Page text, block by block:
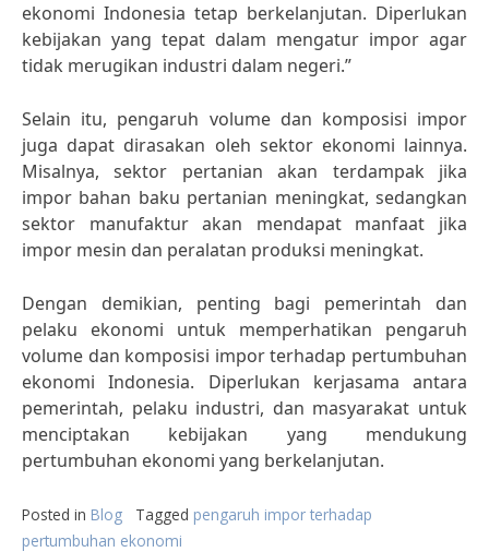
ekonomi Indonesia tetap berkelanjutan. Diperlukan
kebijakan yang tepat dalam mengatur impor agar
tidak merugikan industri dalam negeri.”
Selain itu, pengaruh volume dan komposisi impor
juga dapat dirasakan oleh sektor ekonomi lainnya.
Misalnya, sektor pertanian akan terdampak jika
impor bahan baku pertanian meningkat, sedangkan
sektor manufaktur akan mendapat manfaat jika
impor mesin dan peralatan produksi meningkat.
Dengan demikian, penting bagi pemerintah dan
pelaku ekonomi untuk memperhatikan pengaruh
volume dan komposisi impor terhadap pertumbuhan
ekonomi Indonesia. Diperlukan kerjasama antara
pemerintah, pelaku industri, dan masyarakat untuk
menciptakan kebijakan yang mendukung
pertumbuhan ekonomi yang berkelanjutan.
Posted in Blog Tagged pengaruh impor terhadap
pertumbuhan ekonomi